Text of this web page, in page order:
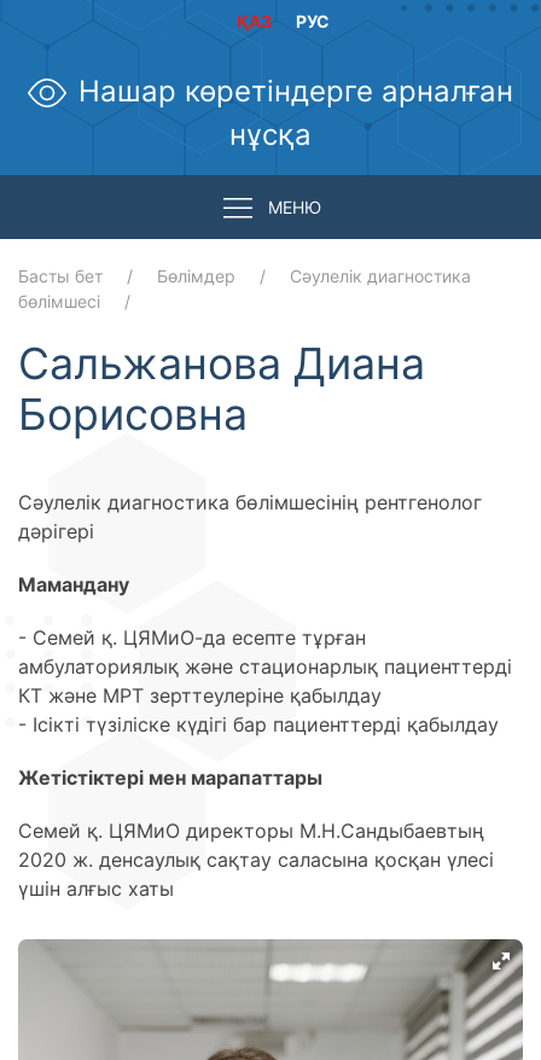
РУС
ҚАЗ
Нашар көретіндерге арналған
нұсқа
МЕНЮ
Басты бет Бөлімдер
Сәулелік диагностика
бөлімшесі
Сальжанова Диана
Борисовна
Сәулелік диагностика бөлімшесінің рентгенолог
дәрігері
Мамандану
- Семей қ. ЦЯМиО-да есепте тұрған
амбулаториялық және стационарлық пациенттерді
КТ және МРТ зерттеулеріне қабылдау
- Ісікті түзіліске күдігі бар пациенттерді қабылдау
Жетістіктері мен марапаттары
Семей қ. ЦЯМиО директоры М.Н.Сандыбаевтың
2020 ж. денсаулық сақтау саласына қосқан үлесі
үшін алғыс хаты